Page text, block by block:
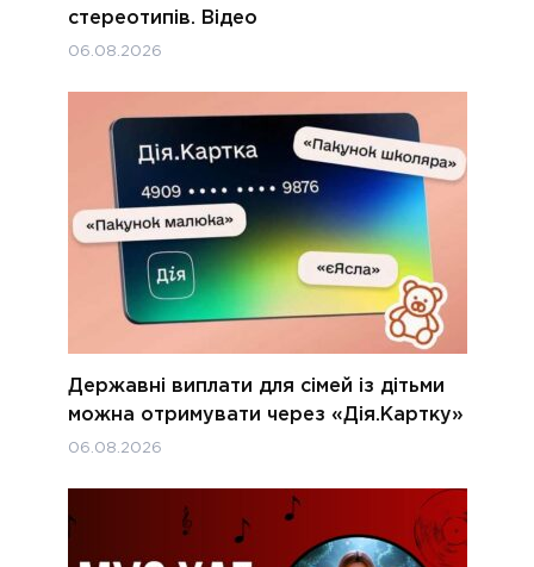
стереотипів. Відео
06.08.2026
Державні виплати для сімей із дітьми
можна отримувати через «Дія.Картку»
06.08.2026